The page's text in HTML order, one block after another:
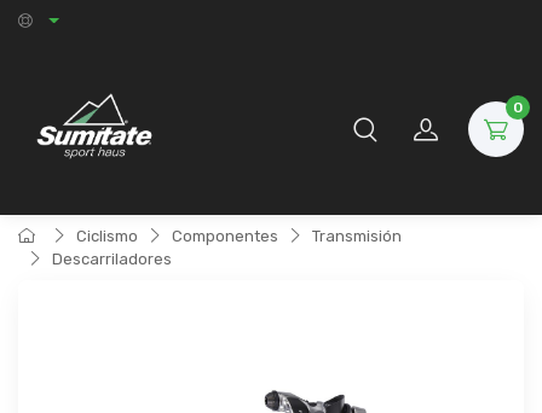
0
Ciclismo Componentes
Transmisión
Descarriladores